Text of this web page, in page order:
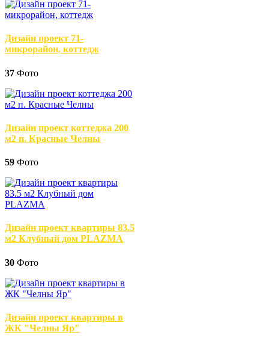
Дизайн проект 71-
микрорайон, коттедж
37 Фото
Дизайн проект коттеджа 200
м2 п. Красные Челны
59 Фото
Дизайн проект квартиры 83.5
м2 Клубный дом PLAZMA
30 Фото
Дизайн проект квартиры в
ЖК "Челны Яр"